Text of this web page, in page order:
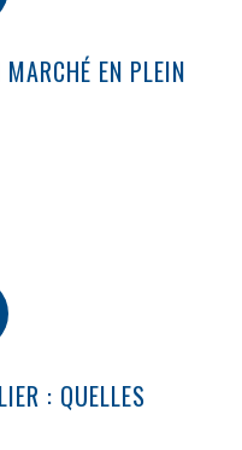
EN PLEIN
: QUELLES